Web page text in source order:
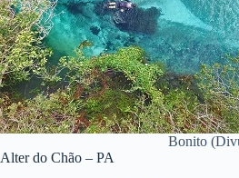
Bonito
Alter do Chão – PA